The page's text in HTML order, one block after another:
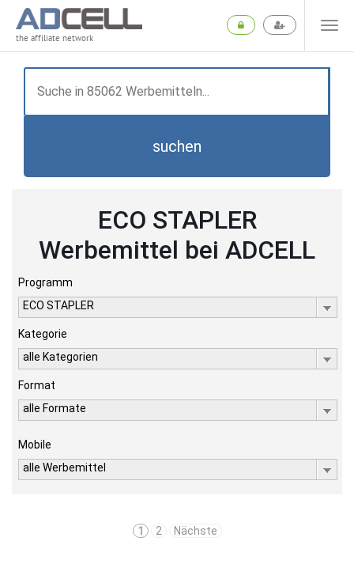
the affiliate network
suchen
ECO STAPLER
Werbemittel bei ADCELL
Programm
ECO STAPLER
Kategorie
alle Kategorien
Format
alle Formate
Mobile
alle Werbemittel
1 2 Nächste